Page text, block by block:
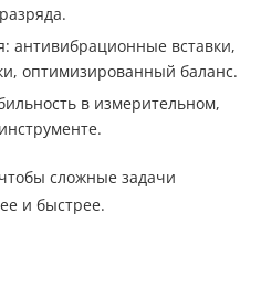
антивибрационные вставки,
оптимизированный баланс.
в измерительном,
сложные задачи
и быстрее.